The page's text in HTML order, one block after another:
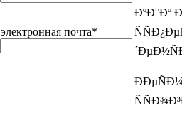
электронная почта*
ÐºÐ°Ðº